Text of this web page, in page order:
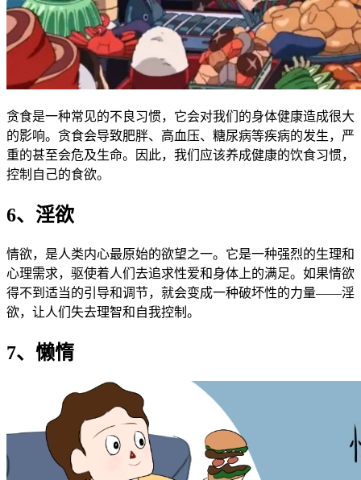
贪食是一种常见的不良习惯，它会对我们的身体健康造成很大
的影响。贪食会导致肥胖、高血压、糖尿病等疾病的发生，严
重的甚至会危及生命。因此，我们应该养成健康的饮食习惯，
控制自己的食欲。
6、淫欲
情欲，是人类内心最原始的欲望之一。它是一种强烈的生理和
心理需求，驱使着人们去追求性爱和身体上的满足。如果情欲
得不到适当的引导和调节，就会变成一种破坏性的力量——淫
欲，让人们失去理智和自我控制。
7、懒惰